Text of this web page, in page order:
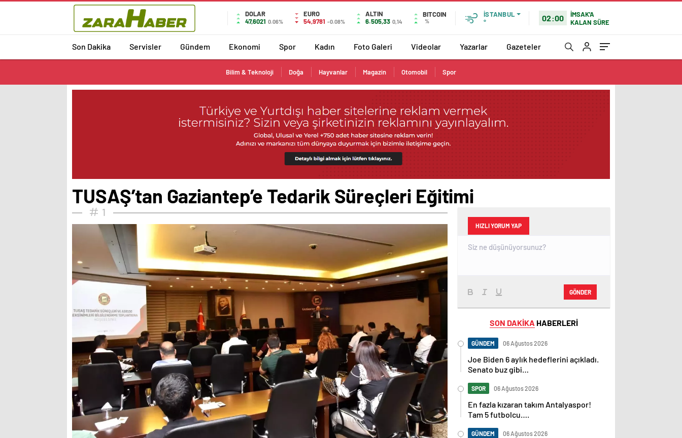
DOLAR
47,6021 0.06%
EURO
54,9781 -0.08%
ALTIN
6.505,33 0,14
BITCOIN
%
İSTANBUL
°
02:00
İMSAK'A
KALAN SÜRE
Son Dakika Servisler Gündem Ekonomi Spor Kadın Foto Galeri Videolar Yazarlar Gazeteler
Bilim & Teknoloji Doğa Hayvanlar Magazin Otomobil Spor
TUSAŞ’tan Gaziantep’e Tedarik Süreçleri Eğitimi
1
HIZLI YORUM YAP
GÖNDER
SON DAKİKA HABERLERİ
GÜNDEM 06 Ağustos 2026
Joe Biden 6 aylık hedeflerini açıkladı.
Senato buz gibi…
SPOR 06 Ağustos 2026
En fazla kızaran takım Antalyaspor!
Tam 5 futbolcu….
GÜNDEM 06 Ağustos 2026